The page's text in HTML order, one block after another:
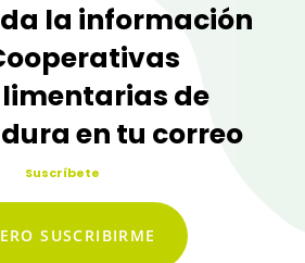
la información
de
en tu correo
Suscríbete
SUSCRIBIRME